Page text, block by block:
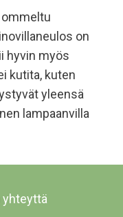
on
hyvin myös
kutita, kuten
yleensä
lampaanvilla
yhteyttä